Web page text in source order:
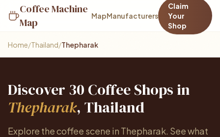
Coffee Machine
Map
MapManufacturers
Claim
Your
Shop
Home/Thailand/Thepharak
Discover 30 Coffee Shops in
Thepharak, Thailand
Explore the coffee scene in Thepharak. See what